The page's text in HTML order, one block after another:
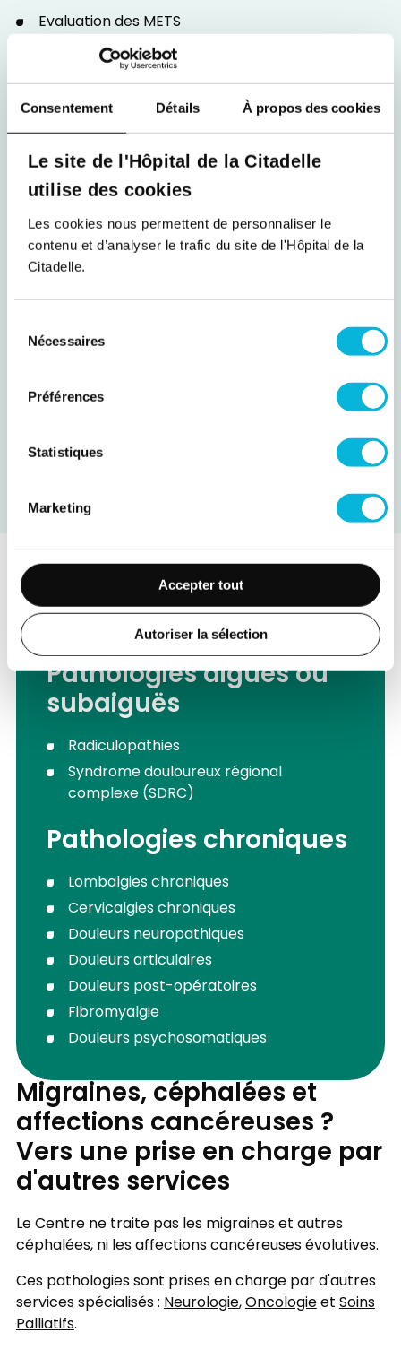
Consentement Détails À propos des cookies
Le site de l'Hôpital de la Citadelle
utilise des cookies
Les cookies nous permettent de personnaliser le
contenu et d’analyser le trafic du site de l'Hôpital de la
Citadelle.
Nécessaires
Préférences
Statistiques
Marketing
Accepter tout
Autoriser la sélection
Evaluation des METS
Marche nordique
Il est précisé au patient, dès la première visite,
que le but n'est pas de ne plus avoir mal, mais
bien de gérer la douleur grâce à une prise en
charge multidisciplinaire ainsi qu'une
participation active déterminante du patient. Un
questionnaire de début de prise en charge est
réalisé (had, oswestry, tampa scale) et un
objectif à moyen terme (SMART) est défini avec
le patient. Il est important de remettre le
patient en mouvement le plus rapidement
possible.
Autres
Atelier nutrition
Evaluation des facteurs sociaux et professionnels
Consultation sommeil
Pathologies
Pathologies aiguës ou
subaiguës
Radiculopathies
Syndrome douloureux régional
complexe (SDRC)
Pathologies chroniques
Lombalgies chroniques
Cervicalgies chroniques
Douleurs neuropathiques
Douleurs articulaires
Douleurs post-opératoires
Fibromyalgie
Douleurs psychosomatiques
Migraines, céphalées et
affections cancéreuses ?
Vers une prise en charge par
d'autres services
Le Centre ne traite pas les migraines et autres
céphalées, ni les affections cancéreuses évolutives.
Ces pathologies sont prises en charge par d'autres
services spécialisés :Neurologie,OncologieetSoins
Palliatifs.